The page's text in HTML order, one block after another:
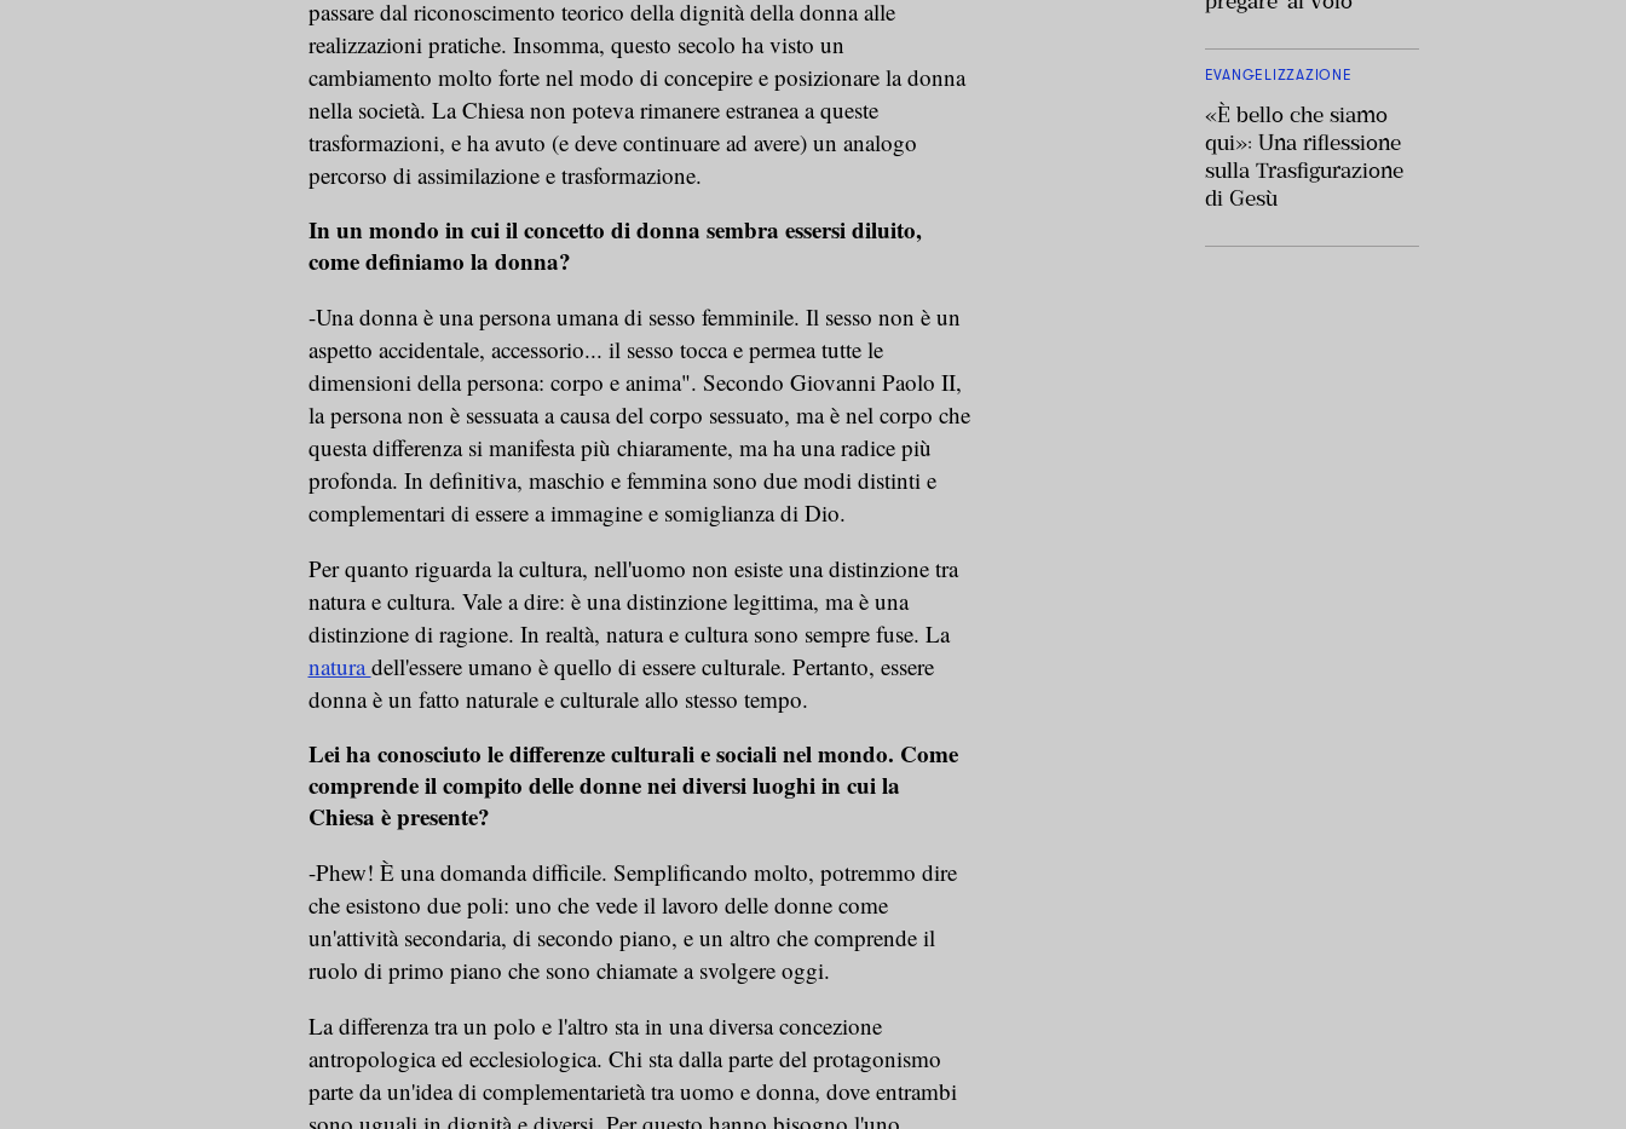
passare dal riconoscimento teorico della dignità della donna alle
realizzazioni pratiche. Insomma, questo secolo ha visto un
cambiamento molto forte nel modo di concepire e posizionare la donna
nella società. La Chiesa non poteva rimanere estranea a queste
trasformazioni, e ha avuto (e deve continuare ad avere) un analogo
percorso di assimilazione e trasformazione.
In un mondo in cui il concetto di donna sembra essersi diluito,
come definiamo la donna?
-Una donna è una persona umana di sesso femminile. Il sesso non è un
aspetto accidentale, accessorio... il sesso tocca e permea tutte le
dimensioni della persona: corpo e anima". Secondo Giovanni Paolo II,
la persona non è sessuata a causa del corpo sessuato, ma è nel corpo che
questa differenza si manifesta più chiaramente, ma ha una radice più
profonda. In definitiva, maschio e femmina sono due modi distinti e
complementari di essere a immagine e somiglianza di Dio.
Per quanto riguarda la cultura, nell'uomo non esiste una distinzione tra
natura e cultura. Vale a dire: è una distinzione legittima, ma è una
distinzione di ragione. In realtà, natura e cultura sono sempre fuse. La
naturadell'essere umano è quello di essere culturale. Pertanto, essere
donna è un fatto naturale e culturale allo stesso tempo.
Lei ha conosciuto le differenze culturali e sociali nel mondo. Come
comprende il compito delle donne nei diversi luoghi in cui la
Chiesa è presente?
-Phew! È una domanda difficile. Semplificando molto, potremmo dire
che esistono due poli: uno che vede il lavoro delle donne come
un'attività secondaria, di secondo piano, e un altro che comprende il
ruolo di primo piano che sono chiamate a svolgere oggi.
La differenza tra un polo e l'altro sta in una diversa concezione
antropologica ed ecclesiologica. Chi sta dalla parte del protagonismo
parte da un'idea di complementarietà tra uomo e donna, dove entrambi
EVANGELIZZAZIONE
«È bello che siamo
qui»: Una riflessione
sulla Trasfigurazione
di Gesù